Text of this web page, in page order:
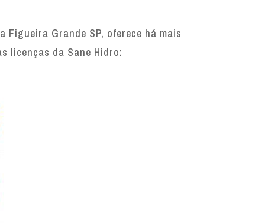
Grande SP, oferece há mais
licenças da Sane Hidro: